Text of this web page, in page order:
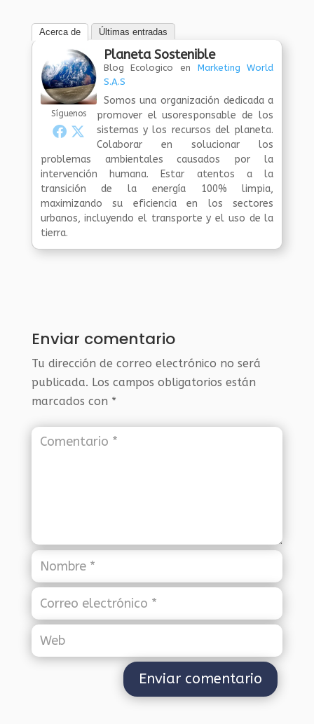
Acerca de Últimas entradas
Síguenos
Planeta Sostenible
Blog Ecologico en Marketing World
S.A.S
Somos una organización dedicada a
promover el usoresponsable de los
sistemas y los recursos del planeta.
Colaborar en solucionar los
problemas ambientales causados por la
intervención humana. Estar atentos a la
transición de la energía 100% limpia,
maximizando su eficiencia en los sectores
urbanos, incluyendo el transporte y el uso de la
tierra.
Enviar comentario
Tu dirección de correo electrónico no será
publicada. Los campos obligatorios están
marcados con *